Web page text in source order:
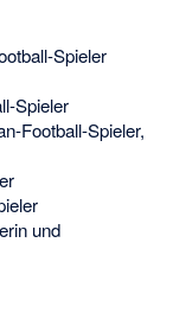
Spieler
Spieler
Football-Spieler,
und